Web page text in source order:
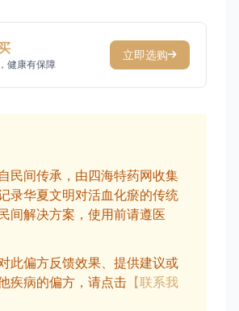
健康有保障
立即选购
民间传承，由四海特药网收集
录华夏文明对活血化瘀的传统
间解决方案，使用前请遵医
此偏方反馈效果、提供建议或
疾病的偏方，请点击 【联系我